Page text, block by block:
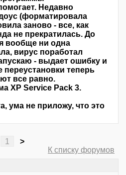
Недавно
(форматировала
заново - все, как
не прекратилась. До
вообще ни одна
вирус поработал
- выдает ошибку и
переустановки теперь
все равно.
XP Service Pack 3.
ума не приложу, что это
1
>
К списку форумов